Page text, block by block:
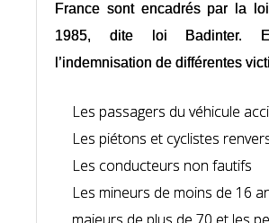
France sont encadrés par la
1985, dite loi Badinter.
l’indemnisation de différentes
Les passagers du véhicule
Les piétons et cyclistes
Les conducteurs non fautifs
Les mineurs de moins de 16